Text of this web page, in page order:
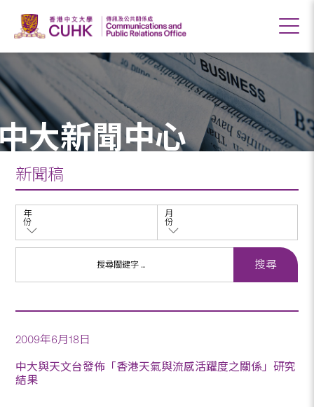
大新聞中心
新聞稿
年
份
月
份
2009年6月18日
中大與天文台發佈「香港天氣與流感活躍度之關係」研究
結果